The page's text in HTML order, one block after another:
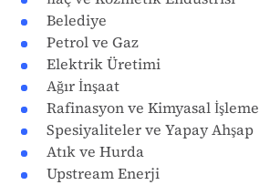
Belediye
Petrol ve Gaz
Elektrik Üretimi
Ağır İnşaat
Rafinasyon ve Kimyasal İşleme
Spesiyaliteler ve Yapay Ahşap
Atık ve Hurda
Upstream Enerji